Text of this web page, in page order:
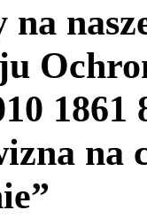
na
1861
na